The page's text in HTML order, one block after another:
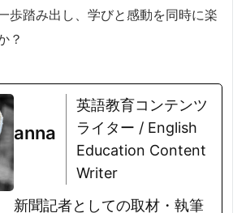
歩踏み出し、学びと感動を同時に楽
？
anna
英語教育コンテンツ
ライター / English
Education Content
Writer
新聞記者としての取材・執筆